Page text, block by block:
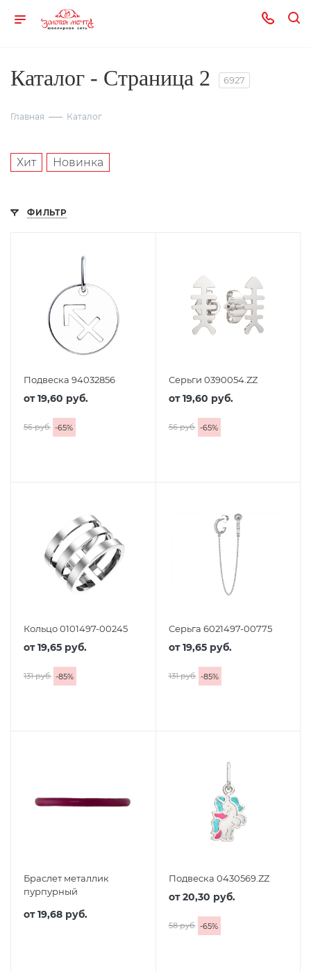
Каталог - Страница 2 6927
Главная Каталог
Хит Новинка
ФИЛЬТР
Подвеска 94032856
от19,60 руб.
56 руб. -65%
Серьги 0390054.ZZ
от19,60 руб.
56 руб. -65%
Кольцо 0101497-00245
от19,65 руб.
131 руб. -85%
Серьга 6021497-00775
от19,65 руб.
131 руб. -85%
Браслет металлик
пурпурный
от19,68 руб.
Подвеска 0430569.ZZ
от20,30 руб.
58 руб. -65%